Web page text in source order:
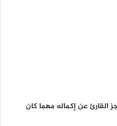
القارئ عن إكماله مهما كان